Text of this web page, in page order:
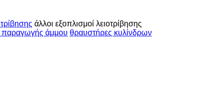
άλλοι εξοπλισμοί λειοτρίβησης
παραγωγής άμμου θραυστήρες κυλίνδρων